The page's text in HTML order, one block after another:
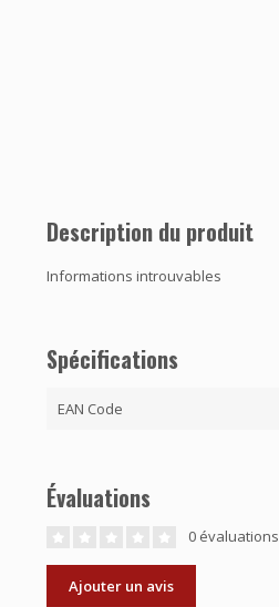
Description du produit
Informations introuvables
Spécifications
EAN Code
Évaluations
0 évaluations
Ajouter un avis